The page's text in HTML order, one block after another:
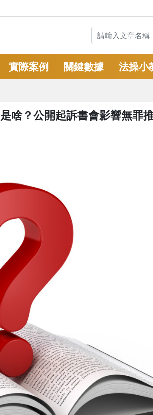
實際案例 關鍵數據 法操小
啥？公開起訴書會影響無罪